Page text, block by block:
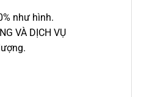
như hình.
VÀ DỊCH VỤ